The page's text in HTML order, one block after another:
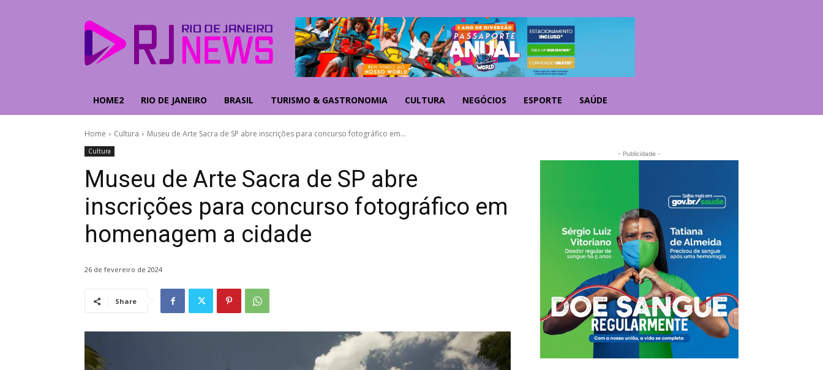
HOME2 RIO DE JANEIRO BRASIL TURISMO & GASTRONOMIA CULTURA NEGÓCIOS ESPORTE SAÚDE
Home Cultura Museu de Arte Sacra de SP abre inscrições para concurso fotográfico em...
Cultura
Museu de Arte Sacra de SP abre
inscrições para concurso fotográfico em
homenagem a cidade
26 de fevereiro de 2024
Share
- Publicidade -